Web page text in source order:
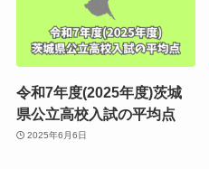
令和7年度(2025年度)茨城
県公立高校入試の平均点
2025年6月6日